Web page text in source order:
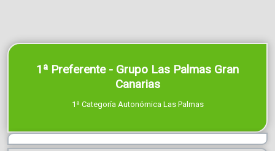
1ª Preferente - Grupo Las Palmas Gran
Canarias
1ª Categoría Autonómica Las Palmas